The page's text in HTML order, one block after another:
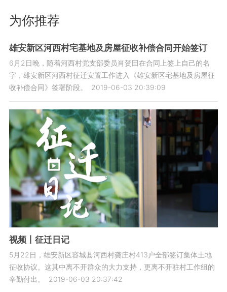
为你推荐
雄安新区河西村宅基地及房屋征收补偿合同开始签订
6月2日晚，随着河西村党支部委员肖贺田在合同上签上自己的名
字，雄安新区河西村征迁安置工作进入《雄安新区宅基地及房屋征
收补偿合同》签署阶段。
2019-06-03 20:39:09
视频丨征迁日记
5月22日，雄安新区容城县河西村龚庄村413户全部签订集体土地
征收协议。这其中离不开群众的大力支持，更离不开驻村工作组的
辛勤付出。
2019-06-03 20:37:42